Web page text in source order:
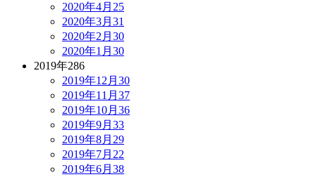
2020年4月 25
2020年3月 31
2020年2月 30
2020年1月 30
2019年286
2019年12月 30
2019年11月 37
2019年10月 36
2019年9月 33
2019年8月 29
2019年7月 22
2019年6月 38